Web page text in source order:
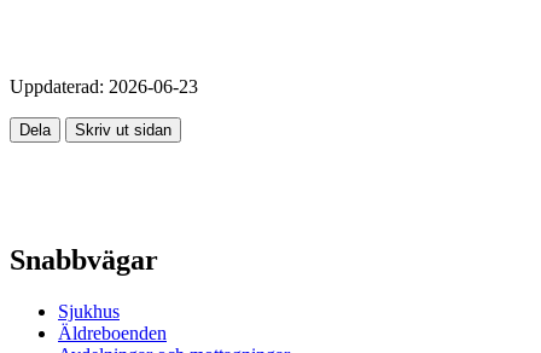
Uppdaterad: 2026-06-23
Dela Skriv ut sidan
Snabbvägar
Sjukhus
Äldreboenden